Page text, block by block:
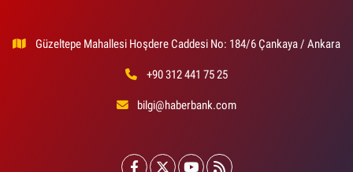
Güzeltepe Mahallesi Hoşdere Caddesi No: 184/6 Çankaya / Ankara
+90 312 441 75 25
bilgi@haberbank.com